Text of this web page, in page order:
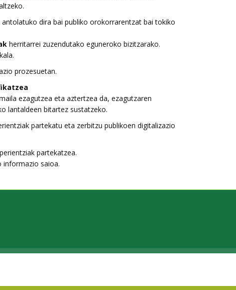
dira bai publiko orokorrarentzat bai tokiko
herritarrei zuzendutako eguneroko bizitzarako.
prozesuetan.
ezagutzea eta aztertzea da, ezagutzaren
lantaldeen bitartez sustatzeko.
partekatu eta zerbitzu publikoen digitalizazio
partekatzea.
informazio saioa.